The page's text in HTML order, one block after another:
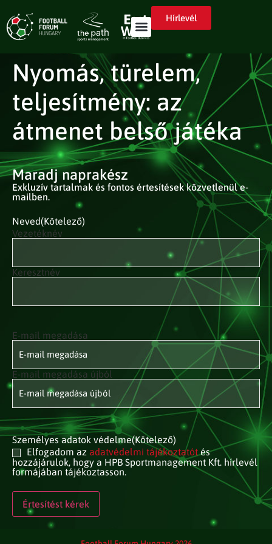
Hírlevél
Nyomás, türelem,
teljesítmény: az
átmenet belső játéka
Maradj naprakész
Exkluzív tartalmak és fontos értesítések közvetlenül e-
mailben.
Neved(Kötelező)
Vezetéknév
Keresztnév
E-mail
címed(Kötelező)
E-mail megadása
E-mail megadása újból
Személyes adatok védelme(Kötelező)
Elfogadom az adatvédelmi tájékoztatótés
hozzájárulok, hogy a HPB Sportmanagement Kft. hírlevél
formájában tájékoztasson.